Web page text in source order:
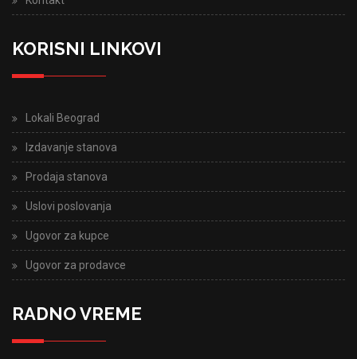
KORISNI LINKOVI
Lokali Beograd
Izdavanje stanova
Prodaja stanova
Uslovi poslovanja
Ugovor za kupce
Ugovor za prodavce
RADNO VREME